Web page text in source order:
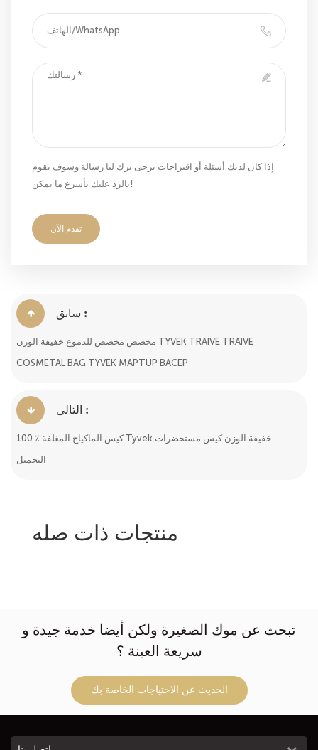
إذا كان لديك أسئلة أو اقتراحات يرجى ترك لنا رسالة وسوف نقوم
بالرد عليك بأسرع ما يمكن!
تقدم الآن
سابق :
مخصص مخصص للدموع خفيفة الوزن TYVEK TRAIVE TRAIVE
COSMETAL BAG TYVEK MAPTUP BACEP
التالى :
100 ٪ كيس الماكياج المغلفة Tyvek خفيفة الوزن كيس مستحضرات
التجميل
منتجات ذات صله
تبحث عن موك الصغيرة ولكن أيضا خدمة جيدة و
سريعة العينة ؟
الحديث عن الاحتياجات الخاصة بك